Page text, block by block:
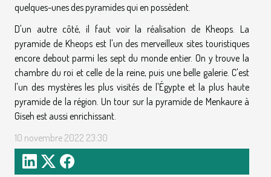
quelques-unes des pyramides qui en possèdent.
D'un autre côté, il faut voir la réalisation de Kheops. La
pyramide de Kheops est l'un des merveilleux sites touristiques
encore debout parmi les sept du monde entier. On y trouve la
chambre du roi et celle de la reine, puis une belle galerie. C'est
l'un des mystères les plus visités de l'Égypte et la plus haute
pyramide de la région. Un tour sur la pyramide de Menkaure à
Giseh est aussi enrichissant.
10 novembre 2022 23:30